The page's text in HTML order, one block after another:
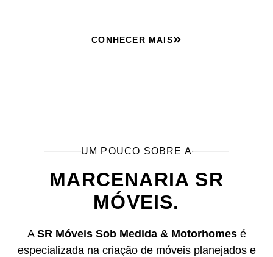
CONHECER MAIS
UM POUCO SOBRE A
MARCENARIA SR
MÓVEIS.
A SR Móveis Sob Medida & Motorhomesé
especializada na criação de móveis planejados e